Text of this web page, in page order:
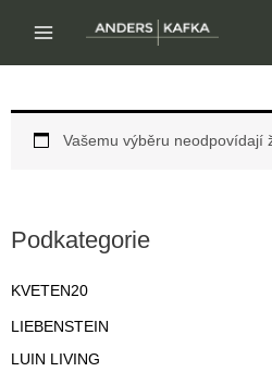
obsah
Podkategorie
KVETEN20
LIEBENSTEIN
LUIN LIVING
Vašemu výběru neodpovídají